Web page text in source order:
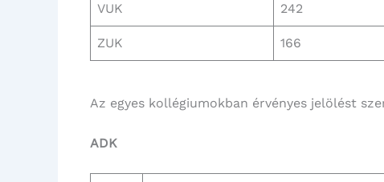
VUK 242
ZUK 166
Az egyes kollégiumokban érvényes jelölést
ADK